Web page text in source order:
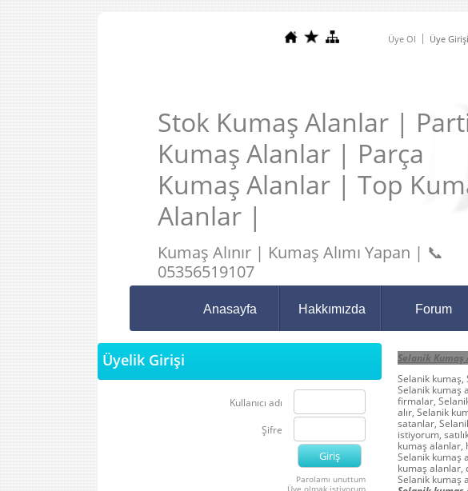
Üye Ol Üye Girişi
Stok Kumaş Alanlar |
Kumaş Alanlar | Parça
Kumaş Alanlar | Top
Alanlar |
Kumaş Alınır | Kumaş Alımı Yapan | 📞
05356519107
Anasayfa Hakkımızda Forum
Üyelik Girişi
Kullanıcı adı
Şifre
Parolamı unuttum
Üye olmak istiyorum
Selanik
Selanik kumaş,
Selanik kumaş
firmalar,
alır, Selanik
satanlar,
istiyorum,
kumaş alanlar,
Selanik kumaş
kumaş alanlar,
Selanik kumaş